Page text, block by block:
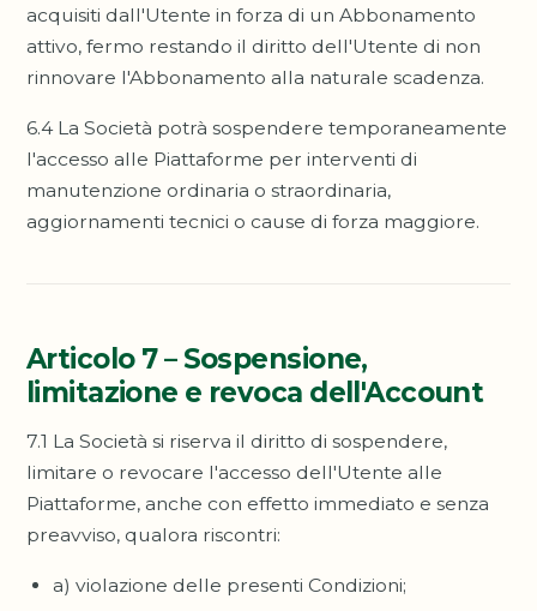
acquisiti dall'Utente in forza di un Abbonamento
attivo, fermo restando il diritto dell'Utente di non
rinnovare l'Abbonamento alla naturale scadenza.
6.4 La Società potrà sospendere temporaneamente
l'accesso alle Piattaforme per interventi di
manutenzione ordinaria o straordinaria,
aggiornamenti tecnici o cause di forza maggiore.
Articolo 7 – Sospensione,
limitazione e revoca dell'Account
7.1 La Società si riserva il diritto di sospendere,
limitare o revocare l'accesso dell'Utente alle
Piattaforme, anche con effetto immediato e senza
preavviso, qualora riscontri:
a) violazione delle presenti Condizioni;